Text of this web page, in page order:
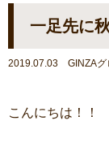
一足先に
2019.07.03 GINZAグ
こんにちは！！